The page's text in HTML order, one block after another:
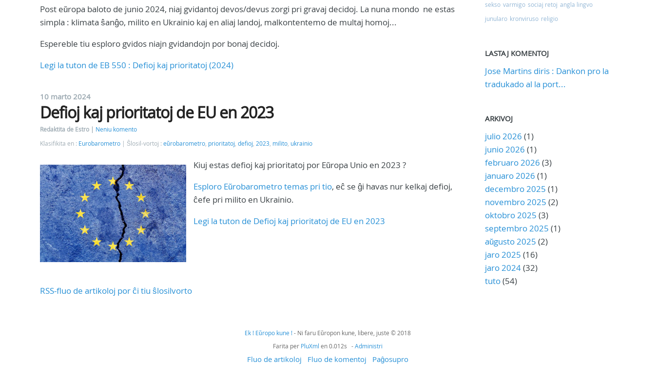
Post eŭropa baloto de junio 2024, niaj gvidantoj devos/devus zorgi pri gravaj decidoj. La nuna mondo ne estas
simpla : klimata ŝanĝo, milito en Ukrainio kaj en aliaj landoj, malkontentemo de multaj homoj...
Espereble tiu esploro gvidos niajn gvidandojn por bonaj decidoj.
Legi la tuton de EB 550 : Defioj kaj prioritatoj (2024)
10 marto 2024
Defioj kaj prioritatoj de EU en 2023
Redaktita de Estro
Neniu komento
Klasifikita en : Eurobarometro Ŝlosil-vortoj : eŭrobarometro prioritatoj defioj 2023 milito ukrainio
Kiuj estas defioj kaj prioritatoj por Eŭropa Unio en 2023 ?
Esploro Eŭrobarometro temas pri tio, eĉ se ĝi havas nur kelkaj defioj,
ĉefe pri milito en Ukrainio.
Legi la tuton de Defioj kaj prioritatoj de EU en 2023
RSS-fluo de artikoloj por ĉi tiu ŝlosilvorto
sekso varmigo sociaj retoj angla lingvo
junularo kronviruso religio
LASTAJ KOMENTOJ
Jose Martins diris : Dankon pro la
tradukado al la port...
ARKIVOJ
julio 2026 (1)
junio 2026 (1)
februaro 2026 (3)
januaro 2026 (1)
decembro 2025 (1)
novembro 2025 (2)
oktobro 2025 (3)
septembro 2025 (1)
aŭgusto 2025 (2)
jaro 2025 (16)
jaro 2024(32)
tuto(54)
Ek ! Eŭropo kune !- Ni faru Eŭropon kune, libere, juste © 2018
Farita per PluXml en 0.012s -Administri
Fluo de artikoloj Fluo de komentoj Paĝosupro